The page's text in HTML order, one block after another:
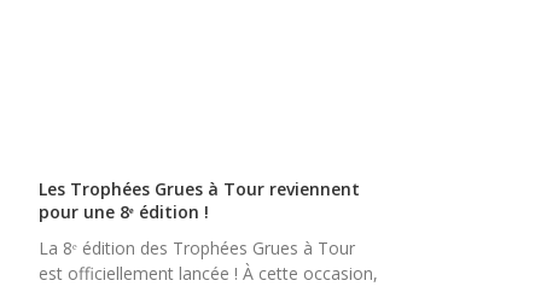
Les Trophées Grues à Tour reviennent
pour une 8ᵉ édition !
La 8ᵉ édition des Trophées Grues à Tour
est officiellement lancée ! À cette occasion,